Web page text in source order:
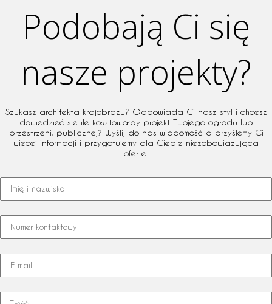
Podobają Ci się
nasze projekty?
Szukasz architekta krajobrazu? Odpowiada Ci nasz styl i chcesz
dowiedzieć się ile kosztowałby projekt Twojego ogrodu lub
przestrzeni, publicznej? Wyślij do nas wiadomość a przyślemy Ci
więcej informacji i przygotujemy dla Ciebie niezobowiązująca
ofertę.